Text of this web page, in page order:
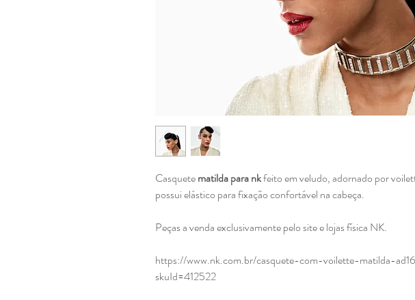
Casquetematilda para nkfeito em veludo, adornado por
possui elástico para fixação confortável na cabeça.
Peças a venda exclusivamente pelo site e lojas física NK.
https://www.nk.com.br/casquete-com-voilette-matilda-
skuId=412522